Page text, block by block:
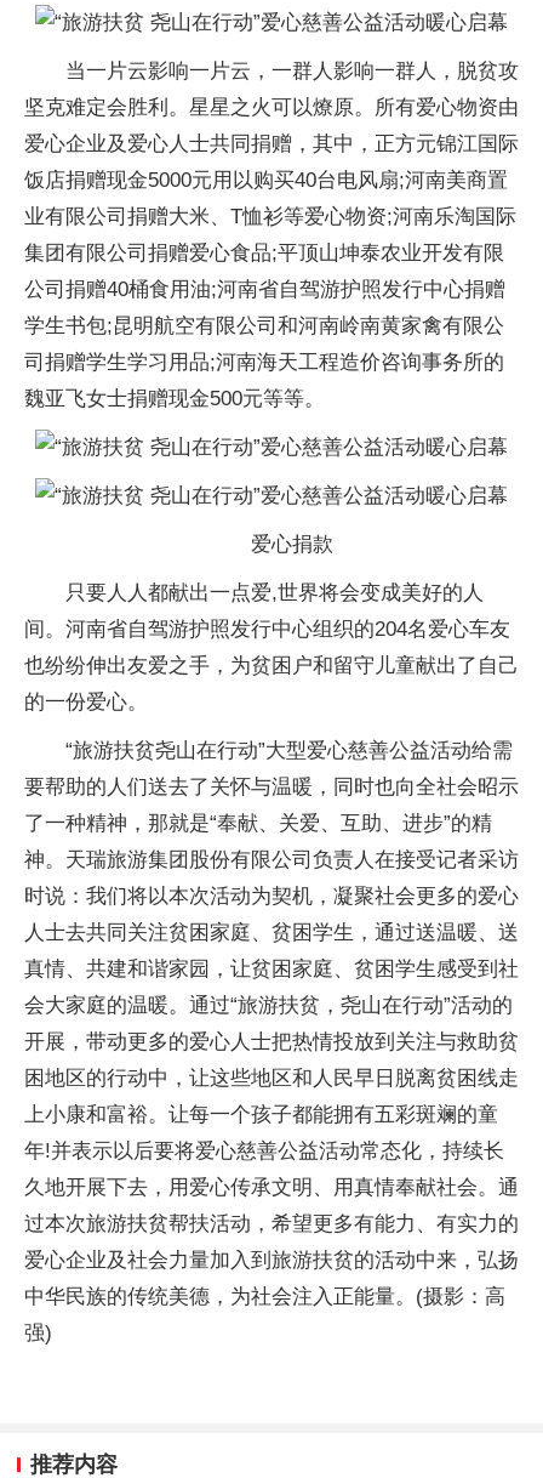
当一片云影响一片云，一群人影响一群人，脱贫攻
坚克难定会胜利。星星之火可以燎原。所有爱心物资由
爱心企业及爱心人士共同捐赠，其中，正方元锦江国际
饭店捐赠现金5000元用以购买40台电风扇;河南美商置
业有限公司捐赠大米、T恤衫等爱心物资;河南乐淘国际
集团有限公司捐赠爱心食品;平顶山坤泰农业开发有限
公司捐赠40桶食用油;河南省自驾游护照发行中心捐赠
学生书包;昆明航空有限公司和河南岭南黄家禽有限公
司捐赠学生学习用品;河南海天工程造价咨询事务所的
魏亚飞女士捐赠现金500元等等。
爱心捐款
只要人人都献出一点爱,世界将会变成美好的人
间。河南省自驾游护照发行中心组织的204名爱心车友
也纷纷伸出友爱之手，为贫困户和留守儿童献出了自己
的一份爱心。
“旅游扶贫尧山在行动”大型爱心慈善公益活动给需
要帮助的人们送去了关怀与温暖，同时也向全社会昭示
了一种精神，那就是“奉献、关爱、互助、进步”的精
神。天瑞旅游集团股份有限公司负责人在接受记者采访
时说：我们将以本次活动为契机，凝聚社会更多的爱心
人士去共同关注贫困家庭、贫困学生，通过送温暖、送
真情、共建和谐家园，让贫困家庭、贫困学生感受到社
会大家庭的温暖。通过“旅游扶贫，尧山在行动”活动的
开展，带动更多的爱心人士把热情投放到关注与救助贫
困地区的行动中，让这些地区和人民早日脱离贫困线走
上小康和富裕。让每一个孩子都能拥有五彩斑斓的童
年!并表示以后要将爱心慈善公益活动常态化，持续长
久地开展下去，用爱心传承文明、用真情奉献社会。通
过本次旅游扶贫帮扶活动，希望更多有能力、有实力的
爱心企业及社会力量加入到旅游扶贫的活动中来，弘扬
中华民族的传统美德，为社会注入正能量。(摄影：高
强)
推荐内容